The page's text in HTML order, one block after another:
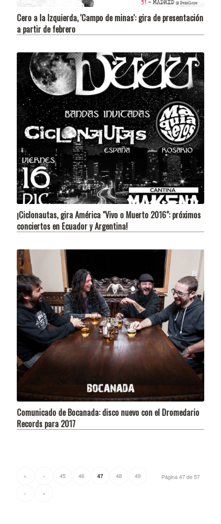
Cero a la Izquierda, 'Campo de minas': gira de presentación
a partir de febrero
¡Ciclonautas, gira América "Vivo o Muerto 2016": próximos
conciertos en Ecuador y Argentina!
Comunicado de Bocanada: disco nuevo con el Dromedario
Records para 2017
Página 47 de 57
« ‹ 45 46 47 48 49
› »